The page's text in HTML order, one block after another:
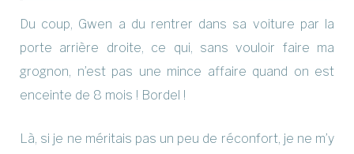
Du coup, Gwen a du rentrer dans sa voiture par la
porte arrière droite, ce qui, sans vouloir faire ma
grognon, n’est pas une mince affaire quand on est
enceinte de 8 mois ! Bordel !
Là, si je ne méritais pas un peu de réconfort, je ne m’y